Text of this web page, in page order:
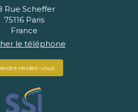
Rue Scheffer
75116 Paris
France
le téléphone
rendez-vous